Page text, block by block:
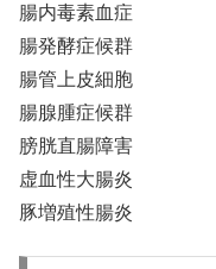
腸内毒素血症
腸発酵症候群
腸管上皮細胞
腸腺腫症候群
膀胱直腸障害
虚血性大腸炎
豚増殖性腸炎